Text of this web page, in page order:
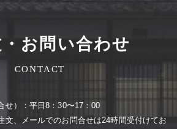
お問い合わせ
CONTACT
せ）：平⽇8：30〜17：00
⽂、メールでのお問合せは24時間受付けてお